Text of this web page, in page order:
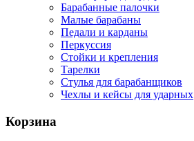
Барабанные палочки
Малые барабаны
Педали и карданы
Перкуссия
Стойки и крепления
Тарелки
Стулья для барабанщиков
Чехлы и кейсы для ударных
Корзина